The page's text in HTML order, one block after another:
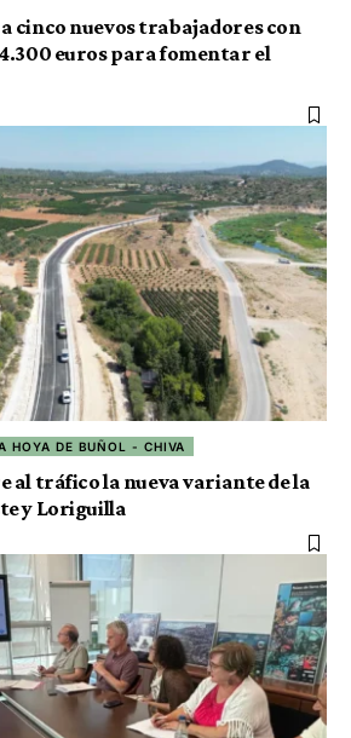
cinco nuevos trabajadores con
euros para fomentar el
HOYA DE BUÑOL - CHIVA
al tráfico la nueva variante de la
y Loriguilla